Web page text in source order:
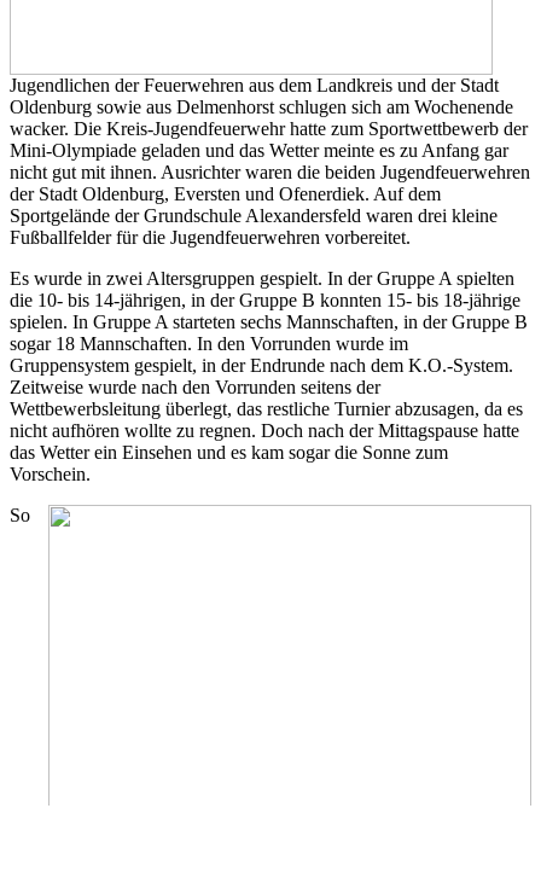
Jugendlichen der Feuerwehren aus dem Landkreis und der Stadt
Oldenburg sowie aus Delmenhorst schlugen sich am Wochenende
wacker. Die Kreis-Jugendfeuerwehr hatte zum Sportwettbewerb der
Mini-Olympiade geladen und das Wetter meinte es zu Anfang gar
nicht gut mit ihnen. Ausrichter waren die beiden Jugendfeuerwehren
der Stadt Oldenburg, Eversten und Ofenerdiek. Auf dem
Sportgelände der Grundschule Alexandersfeld waren drei kleine
Fußballfelder für die Jugendfeuerwehren vorbereitet.
Es wurde in zwei Altersgruppen gespielt. In der Gruppe A spielten
die 10- bis 14-jährigen, in der Gruppe B konnten 15- bis 18-jährige
spielen. In Gruppe A starteten sechs Mannschaften, in der Gruppe B
sogar 18 Mannschaften. In den Vorrunden wurde im
Gruppensystem gespielt, in der Endrunde nach dem K.O.-System.
Zeitweise wurde nach den Vorrunden seitens der
Wettbewerbsleitung überlegt, das restliche Turnier abzusagen, da es
nicht aufhören wollte zu regnen. Doch nach der Mittagspause hatte
das Wetter ein Einsehen und es kam sogar die Sonne zum
Vorschein.
So